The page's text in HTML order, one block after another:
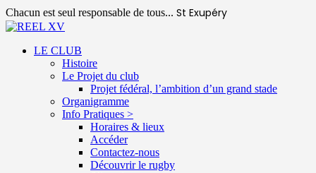
Chacun est seul responsable de tous... St Exupéry
LE CLUB
Histoire
Le Projet du club
Projet fédéral, l’ambition d’un grand stade
Organigramme
Info Pratiques >
Horaires & lieux
Accéder
Contactez-nous
Découvrir le rugby